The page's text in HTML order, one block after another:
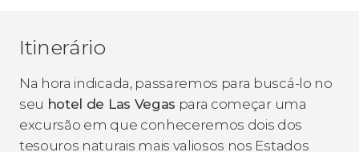
Itinerário
Na hora indicada, passaremos para buscá-lo no
seu hotel de Las Vegas para começar uma
excursão em que conheceremos dois dos
tesouros naturais mais valiosos nos Estados